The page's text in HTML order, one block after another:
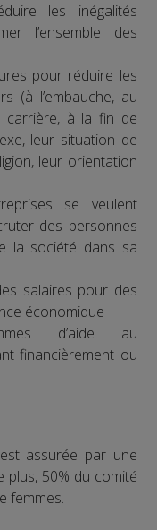
les inégalités
l’ensemble des
pour réduire les
(à l’embauche, au
carrière, à la fin de
leur situation de
leur orientation
se veulent
des personnes
la société dans sa
salaires pour des
économique
d’aide au
financièrement ou
assurée par une
plus, 50% du comité
femmes.